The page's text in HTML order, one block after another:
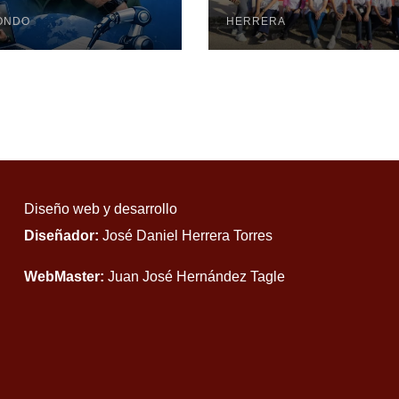
Mayabeque
pesquisa
HERRERA
Diseño web y desarrollo
Diseñador: José Daniel Herrera Torres
WebMaster: Juan José Hernández Tagle